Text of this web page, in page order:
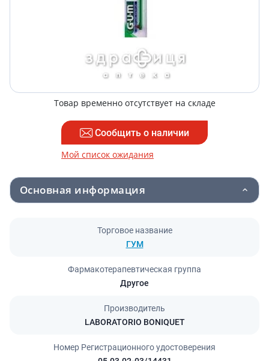
Товар временно отсутствует на складе
Сообщить о наличии
Мой список ожидания
Основная информация
Торговое название
ГУМ
Фармакотерапевтическая группа
Другое
Производитель
LABORATORIO BONIQUET
Номер Регистрационного удостоверения